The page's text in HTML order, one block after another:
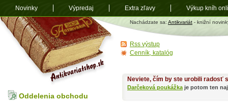
Antikvariát
shop.sk
Nachádzate sa: Antikvariát - knižní
Neviete, čím by ste urobili radosť
Darčeková poukážka je potom ten
Oddelenia obchodu
Rss výstup
Cenník, katalóg
Novinky Výpredaj Extra zľavy Výkup kníh